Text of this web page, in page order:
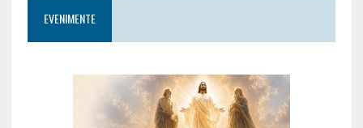
EVENIMENTE